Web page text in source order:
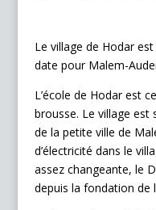
Le village de Hodar
date pour Malem-
L’école de Hodar est
brousse. Le village est
de la petite ville de
d’électricité dans le
assez changeante, le
depuis la fondation de